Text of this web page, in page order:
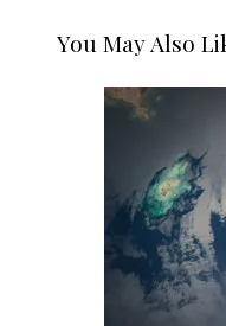
You May Also